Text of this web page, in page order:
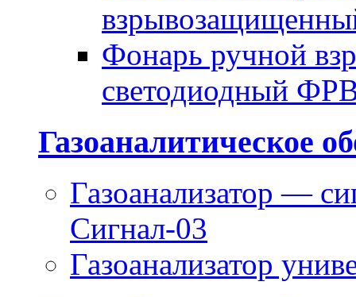
Фонарь ручной
светодиодный
Газоаналитическое
Газоанализатор —
Сигнал-03
Газоанализатор